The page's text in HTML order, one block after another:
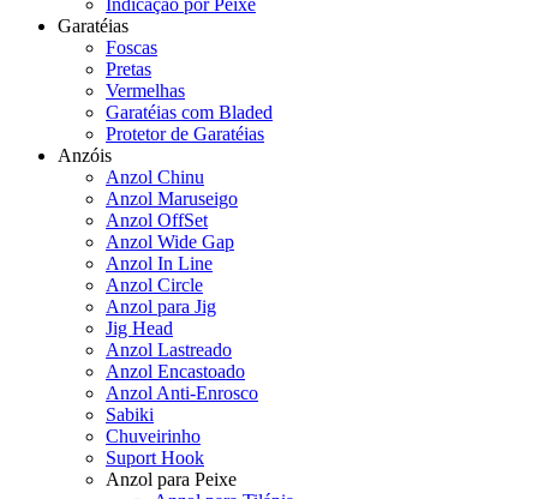
Indicação por Peixe
Garatéias
Foscas
Pretas
Vermelhas
Garatéias com Bladed
Protetor de Garatéias
Anzóis
Anzol Chinu
Anzol Maruseigo
Anzol OffSet
Anzol Wide Gap
Anzol In Line
Anzol Circle
Anzol para Jig
Jig Head
Anzol Lastreado
Anzol Encastoado
Anzol Anti-Enrosco
Sabiki
Chuveirinho
Suport Hook
Anzol para Peixe